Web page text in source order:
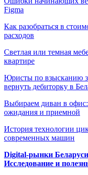
Figma
Как разобраться в
расходов
Светлая или темная
квартире
Юристы по взысканию
вернуть дебиторку в
Выбираем диван в
ожидания и приемной
История технологии
современных машин
Digital-рынки
Исследование и